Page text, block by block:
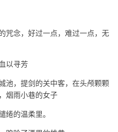
相册
咒念，好过一点，难过一点，无
以寻芳
池，提剑的关中客，在头颅颗颗
烟雨小巷的女子
绻的温柔里。